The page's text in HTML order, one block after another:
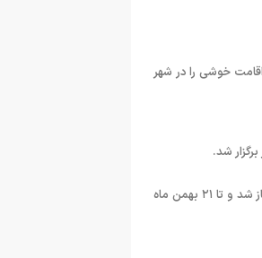
خوشی را در شهر
شد.
مسابقات شنای قهرمانی کشور در بخش پسران در دو رده سنی ١٢-١١ و ١۴-١٣ سال از صبح امروز چهارشنبه با شرکت ٣۰ استان به میزبانی شیراز آغاز شد و تا ٢١ بهمن ماه